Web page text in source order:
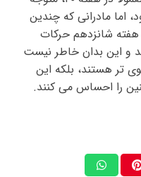
اما مادرانی که چندین
شانزدهم حرکات
این بدان خاطر نیست
تر هستند، بلکه این
را احساس می کنند.